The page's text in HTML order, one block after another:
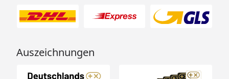
Auszeichnungen